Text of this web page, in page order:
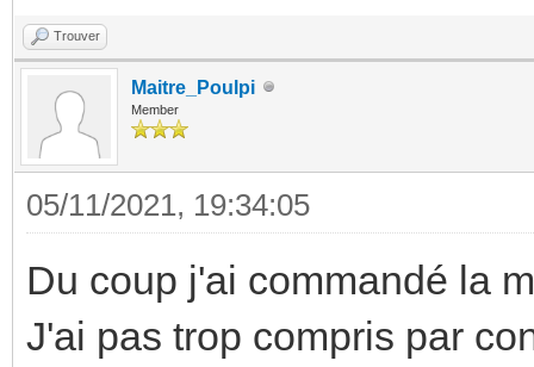
Trouver
Maitre_Poulpi
Member
05/11/2021, 19:34:05
Du coup j'ai commandé la
J'ai pas trop compris par